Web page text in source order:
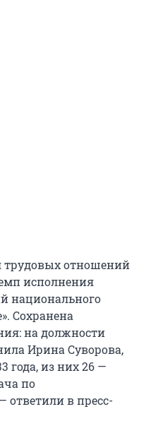
отношений
исполнения
национального
Сохранена
на должности
Ирина Суворова,
года, из них 26 —
по
ответили в пресс-